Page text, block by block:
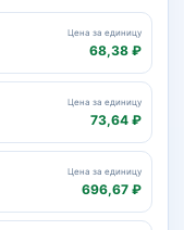
Цена за единицу
68,38 ₽
Цена за единицу
73,64 ₽
Цена за единицу
696,67 ₽